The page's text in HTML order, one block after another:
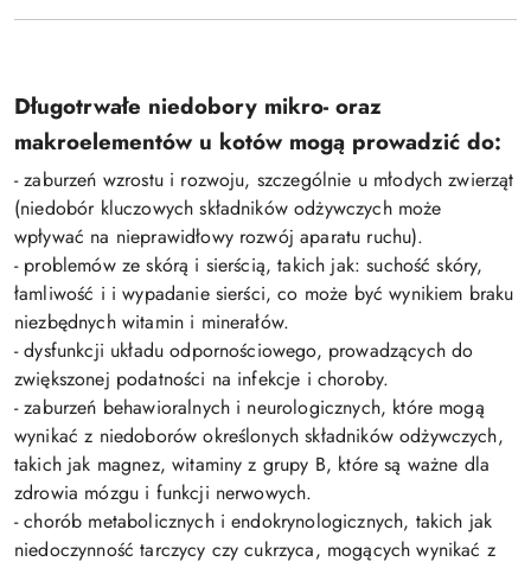
Długotrwałe niedobory mikro- oraz
makroelementów u kotów mogą prowadzić do:
- zaburzeń wzrostu i rozwoju, szczególnie u młodych zwierząt
(niedobór kluczowych składników odżywczych może
wpływać na nieprawidłowy rozwój aparatu ruchu).
- problemów ze skórą i sierścią, takich jak: suchość skóry,
łamliwość i i wypadanie sierści, co może być wynikiem braku
niezbędnych witamin i minerałów.
- dysfunkcji układu odpornościowego, prowadzących do
zwiększonej podatności na infekcje i choroby.
- zaburzeń behawioralnych i neurologicznych, które mogą
wynikać z niedoborów określonych składników odżywczych,
takich jak magnez, witaminy z grupy B, które są ważne dla
zdrowia mózgu i funkcji nerwowych.
- chorób metabolicznych i endokrynologicznych, takich jak
niedoczynność tarczycy czy cukrzyca, mogących wynikać z